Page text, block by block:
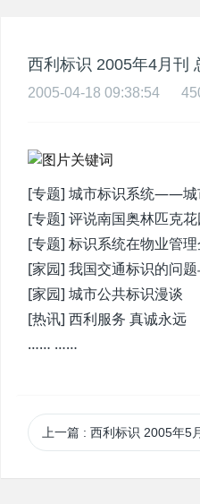
西利标识 2005年4月刊
2005-04-18 09:38:54
[专题] 城市标识系统——城
[专题] 评说南国奥林匹克
[专题] 标识系统在物业管
[家园] 我国交通标识的问
[家园] 城市公共标识漫谈
[热讯] 西利服务 真诚永远
…… ……
上一篇 : 西利标识 2005年5